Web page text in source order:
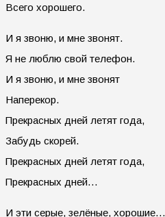
Всего хорошего.
И я звоню, и мне звонят.
Я не люблю свой телефон.
И я звоню, и мне звонят
Наперекор.
Прекрасных дней летят года,
Забудь скорей.
Прекрасных дней летят года,
Прекрасных дней…
И эти серые, зелёные, хорошие…